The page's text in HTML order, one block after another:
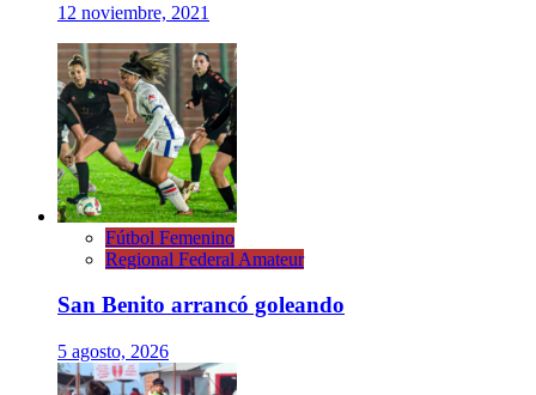
12 noviembre, 2021
Fútbol Femenino
Regional Federal Amateur
San Benito arrancó goleando
5 agosto, 2026